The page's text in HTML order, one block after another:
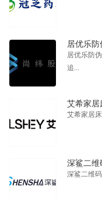
居优乐
居优乐防
追...
艾希家居
艾希家居
深鲨二维
深鲨二维